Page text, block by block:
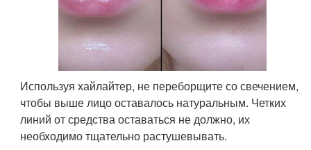
Используя хайлайтер, не переборщите со свечением,
чтобы выше лицо оставалось натуральным. Четких
линий от средства оставаться не должно, их
необходимо тщательно растушевывать.